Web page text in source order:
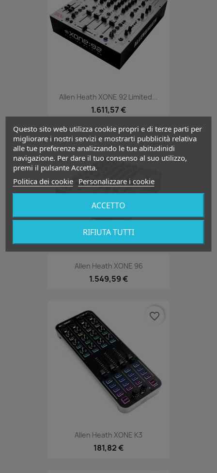
Allen Heath XONE 92 Limited...
1.611,57 €
Allen Heath XONE 96
1.549,59 €
favorite_border
Allen Heath XONE K3
181,82 €
favorite_border
Questo sito web utilizza cookie propri e di terze parti per
migliorare i nostri servizi e mostrarti pubblicità relativa
alle tue preferenze analizzando le tue abitudinidi
navigazione. Per dare il tuo consenso al suo utilizzo,
premi il pulsante Accetta.
Politica dei cookie
Personalizzare i cookie
RIFIUTA TUTTI
ACCETTO